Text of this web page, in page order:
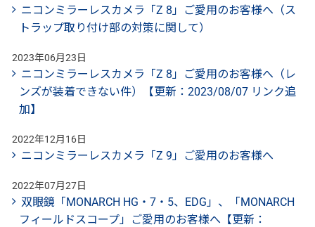
ニコンミラーレスカメラ「Z 8」ご愛用のお客様へ（ス
トラップ取り付け部の対策に関して）
2023年06月23日
ニコンミラーレスカメラ「Z 8」ご愛用のお客様へ（レ
ンズが装着できない件）【更新：2023/08/07 リンク追
加】
2022年12月16日
ニコンミラーレスカメラ「Z 9」ご愛用のお客様へ
2022年07月27日
双眼鏡「MONARCH HG・7・5、EDG」、「MONARCH
フィールドスコープ」ご愛用のお客様へ【更新：